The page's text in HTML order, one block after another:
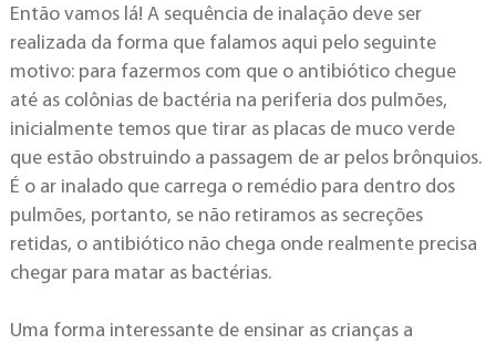
Então vamos lá! A sequência de inalação deve ser
realizada da forma que falamos aqui pelo seguinte
motivo: para fazermos com que o antibiótico chegue
até as colônias de bactéria na periferia dos pulmões,
inicialmente temos que tirar as placas de muco verde
que estão obstruindo a passagem de ar pelos brônquios.
É o ar inalado que carrega o remédio para dentro dos
pulmões, portanto, se não retiramos as secreções
retidas, o antibiótico não chega onde realmente precisa
chegar para matar as bactérias.
Uma forma interessante de ensinar as crianças a